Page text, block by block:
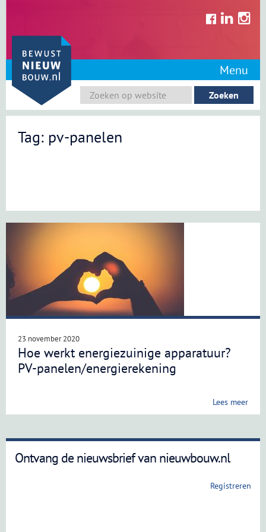
content
Menu
Tag: pv-panelen
23 november 2020
Hoe werkt energiezuinige apparatuur?
PV-panelen/energierekening
Lees meer
Ontvang de nieuwsbrief van nieuwbouw.nl
Registreren